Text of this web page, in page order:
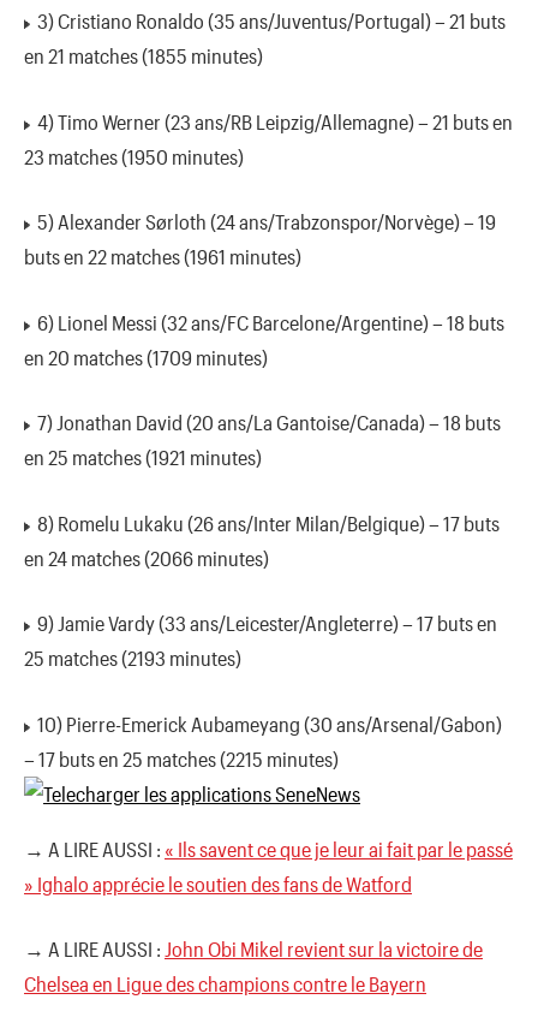
3) Cristiano Ronaldo (35 ans/Juventus/Portugal) – 21 buts
en 21 matches (1855 minutes)
4) Timo Werner (23 ans/RB Leipzig/Allemagne) – 21 buts en
23 matches (1950 minutes)
5) Alexander Sørloth (24 ans/Trabzonspor/Norvège) – 19
buts en 22 matches (1961 minutes)
6) Lionel Messi (32 ans/FC Barcelone/Argentine) – 18 buts
en 20 matches (1709 minutes)
7) Jonathan David (20 ans/La Gantoise/Canada) – 18 buts
en 25 matches (1921 minutes)
8) Romelu Lukaku (26 ans/Inter Milan/Belgique) – 17 buts
en 24 matches (2066 minutes)
9) Jamie Vardy (33 ans/Leicester/Angleterre) – 17 buts en
25 matches (2193 minutes)
10) Pierre-Emerick Aubameyang (30 ans/Arsenal/Gabon)
– 17 buts en 25 matches (2215 minutes)
→ A LIRE AUSSI : « Ils savent ce que je leur ai fait par le passé
» Ighalo apprécie le soutien des fans de Watford
→ A LIRE AUSSI : John Obi Mikel revient sur la victoire de
Chelsea en Ligue des champions contre le Bayern